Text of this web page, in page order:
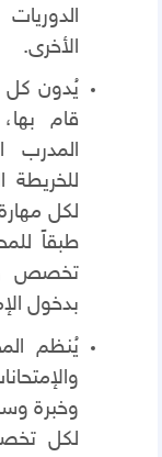
الأخرى.
يُدون كل
قام
المدرب
للخريطة
لكل
طبقاً
تخصص
بدخول
يُنظم
وخبرة
لكل